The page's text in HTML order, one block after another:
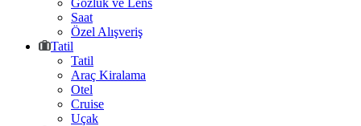
Gözlük ve Lens
Saat
Özel Alışveriş
Tatil
Tatil
Araç Kiralama
Otel
Cruise
Uçak